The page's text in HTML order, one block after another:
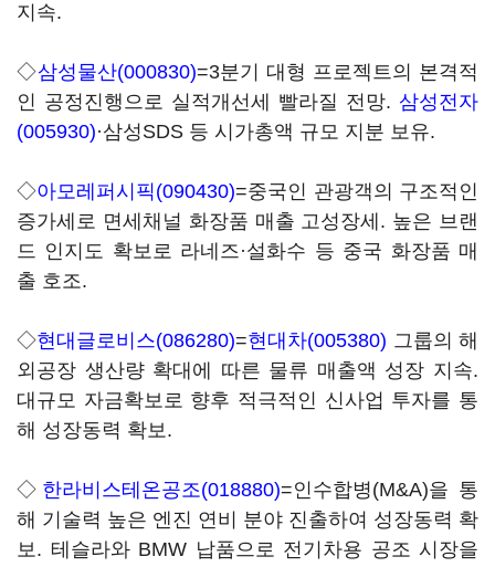
지속.
◇삼성물산(000830)=3분기 대형 프로젝트의 본격적
인 공정진행으로 실적개선세 빨라질 전망. 삼성전자
(005930)·삼성SDS 등 시가총액 규모 지분 보유.
◇아모레퍼시픽(090430)=중국인 관광객의 구조적인
증가세로 면세채널 화장품 매출 고성장세. 높은 브랜
드 인지도 확보로 라네즈·설화수 등 중국 화장품 매
출 호조.
◇현대글로비스(086280)=현대차(005380) 그룹의 해
외공장 생산량 확대에 따른 물류 매출액 성장 지속.
대규모 자금확보로 향후 적극적인 신사업 투자를 통
해 성장동력 확보.
◇ 한라비스테온공조(018880)=인수합병(M&A)을 통
해 기술력 높은 엔진 연비 분야 진출하여 성장동력 확
보. 테슬라와 BMW 납품으로 전기차용 공조 시장을